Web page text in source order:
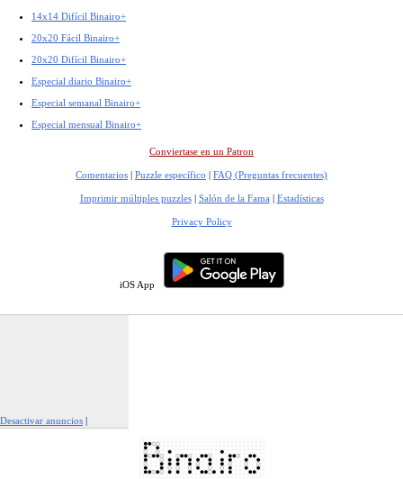
14x14 Difícil Binairo+
20x20 Fácil Binairo+
20x20 Difícil Binairo+
Especial diario Binairo+
Especial semanal Binairo+
Especial mensual Binairo+
Conviertase en un Patron
Comentarios | Puzzle específico | FAQ (Preguntas frecuentes)
Imprimir múltiples puzzles| Salón de la Fama | Estadísticas
Privacy Policy
iOS App
Desactivar anuncios |